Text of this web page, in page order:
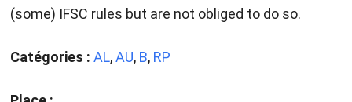
(some) IFSC rules but are not obliged to do so.
Catégories : AL,AU, B, RP